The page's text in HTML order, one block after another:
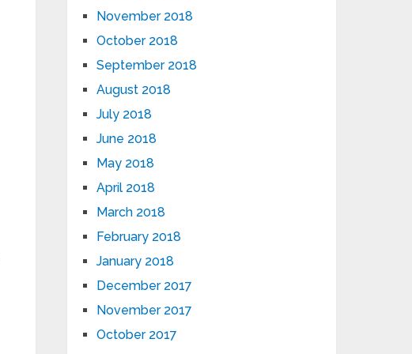
November 2018
October 2018
September 2018
August 2018
July 2018
June 2018
May 2018
April 2018
March 2018
February 2018
January 2018
December 2017
November 2017
October 2017